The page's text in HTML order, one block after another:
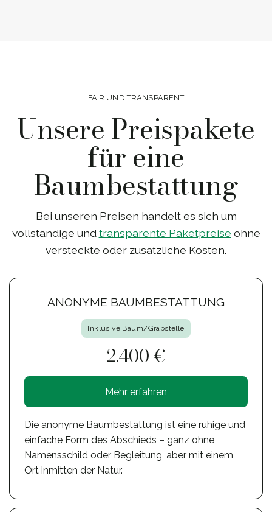
FAIR UND TRANSPARENT
Unsere Preispakete
für eine
Baumbestattung
Bei unseren Preisen handelt es sich um
vollständige und transparente Paketpreise ohne
versteckte oder zusätzliche Kosten.
ANONYME BAUMBESTATTUNG
Inklusive Baum/Grabstelle
2.400 €
Mehr erfahren
Die anonyme Baumbestattung ist eine ruhige und
einfache Form des Abschieds – ganz ohne
Namensschild oder Begleitung, aber mit einem
Ort inmitten der Natur.